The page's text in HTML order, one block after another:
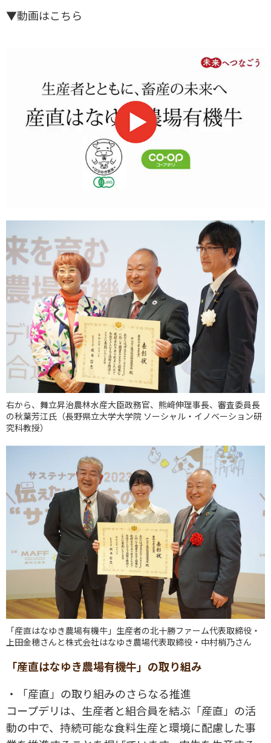
▼動画はこちら
右から、舞立昇治農林水産大臣政務官、熊﨑伸理事長、審査委員長
の秋葉芳江氏（長野県立大学大学院 ソーシャル・イノベーション研
究科教授）
「産直はなゆき農場有機牛」生産者の北十勝ファーム代表取締役・
上田金穂さんと株式会社はなゆき農場代表取締役・中村梢乃さん
「産直はなゆき農場有機牛」の取り組み
・「産直」の取り組みのさらなる推進
コープデリは、生産者と組合員を結ぶ「産直」の活
動の中で、持続可能な食料生産と環境に配慮した事